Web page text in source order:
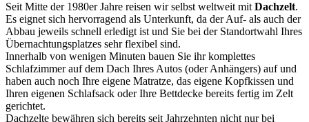
Seit Mitte der 1980er Jahre reisen wir selbst weltweit mit Dachzelt.
Es eignet sich hervorragend als Unterkunft, da der Auf- als auch der
Abbau jeweils schnell erledigt ist und Sie bei der Standortwahl Ihres
Übernachtungsplatzes sehr flexibel sind.
Innerhalb von wenigen Minuten bauen Sie ihr komplettes
Schlafzimmer auf dem Dach Ihres Autos (oder Anhängers) auf und
haben auch noch Ihre eigene Matratze, das eigene Kopfkissen und
Ihren eigenen Schlafsack oder Ihre Bettdecke bereits fertig im Zelt
gerichtet.
Dachzelte bewähren sich bereits seit Jahrzehnten nicht nur bei